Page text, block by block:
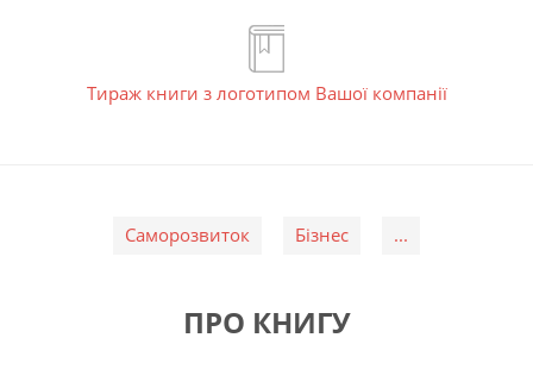
Тираж книги з логотипом Вашої компанії
Саморозвиток Бізнес ...
ПРО КНИГУ